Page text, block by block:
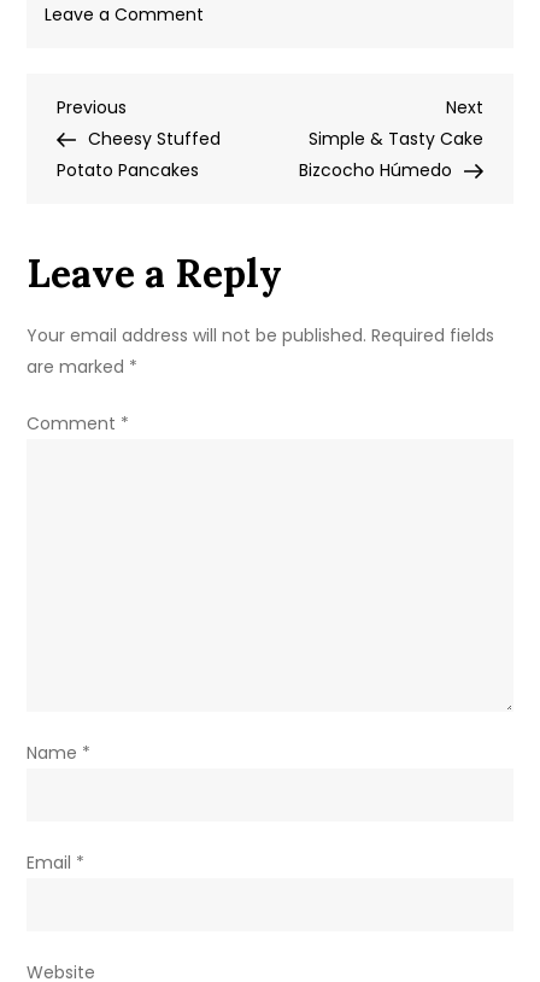
Leave a Comment
de
Post
navigation
Previous
Post
Previous
Cheesy Stuffed
Potato Pancakes
Next
Post
Next
Simple & Tasty Cake
Bizcocho Húmedo
Leave a Reply
Your email address will not be published. Required fields
are marked *
Comment *
Name *
Email *
Website